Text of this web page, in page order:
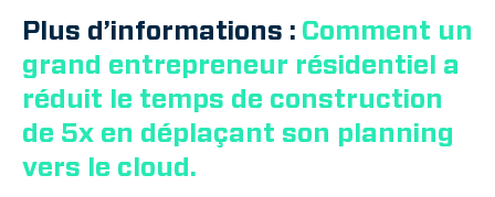
Plus d’informations : Comment un
grand entrepreneur résidentiel a
réduit le temps de construction
de 5x en déplaçant son planning
vers le cloud.